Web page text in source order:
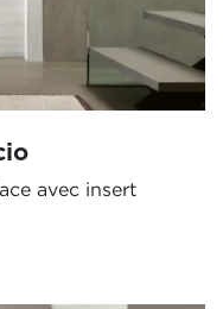
avec insert